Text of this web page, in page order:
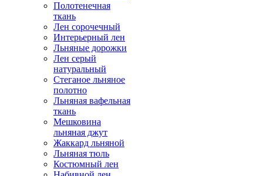
Полотенечная
ткань
Лен сорочечный
Интерьерный лен
Льняные дорожки
Лен серый
натуральный
Стеганое льняное
полотно
Льняная вафельная
ткань
Мешковина
льняная джут
Жаккард льняной
Льняная тюль
Костюмный лен